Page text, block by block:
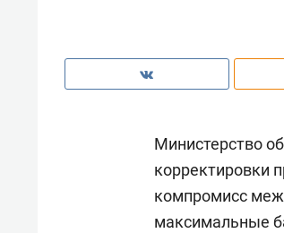
Министерство
корректировки
компромисс
максимальные